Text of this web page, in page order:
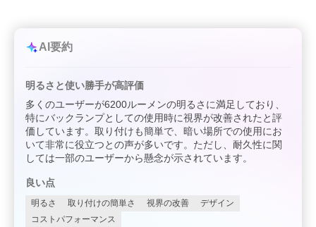
AI要約
明るさと使い勝手が高評価
多くのユーザーが6200ルーメンの明るさに満足しており、
特にバックランプとしての使用時に視界が改善されたと評
価しています。取り付けも簡単で、暗い場所での使用にお
いて非常に役立つとの声が多いです。ただし、耐久性に関
しては一部のユーザーから懸念が示されています。
良い点
明るさ 取り付けの簡単さ 視界の改善
デザイン
コストパフォーマンス